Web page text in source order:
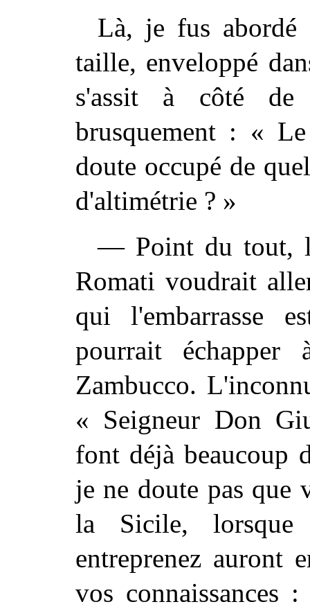
Là, je fus abordé
taille, enveloppé
s'assit à côté
brusquement : «
doute occupé de
d'altimétrie ? »
— Point du tout,
Romati voudrait
qui l'embarrasse
pourrait
Zambucco.
« Seigneur Don
font déjà beaucoup
je ne doute pas que
la Sicile, lorsque
entreprenez auront
vos connaissances